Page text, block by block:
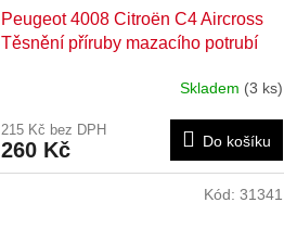
Peugeot 4008 Citroën C4 Aircross
Těsnění příruby mazacího potrubí
Skladem (3 ks)
215 Kč bez DPH
260 Kč Do košíku
Kód: 31341